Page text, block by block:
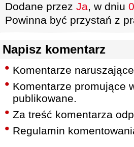
Dodane przez Ja, w dniu
Powinna być przystań z
Napisz komentarz
Komentarze
Komentarze promujące
publikowane.
Za treść komentarza
Regulamin